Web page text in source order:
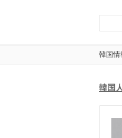
韓国情
韓国